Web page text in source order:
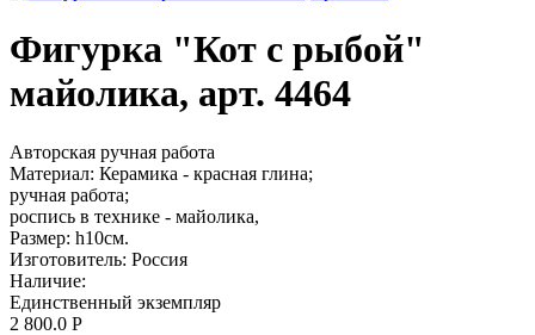
Фигурка "Кот с рыбой"
майолика, арт. 4464
Авторская ручная работа
Материал: Керамика - красная глина;
ручная работа;
роспись в технике - майолика,
Размер: h10см.
Изготовитель: Россия
Наличие:
Единственный экземпляр
2 800.0 Р